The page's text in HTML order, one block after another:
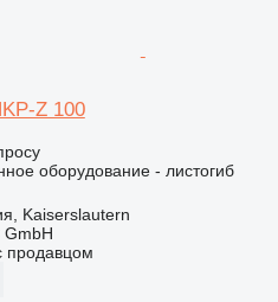
Z 100
оборудование - листогиб
Kaiserslautern
GmbH
продавцом